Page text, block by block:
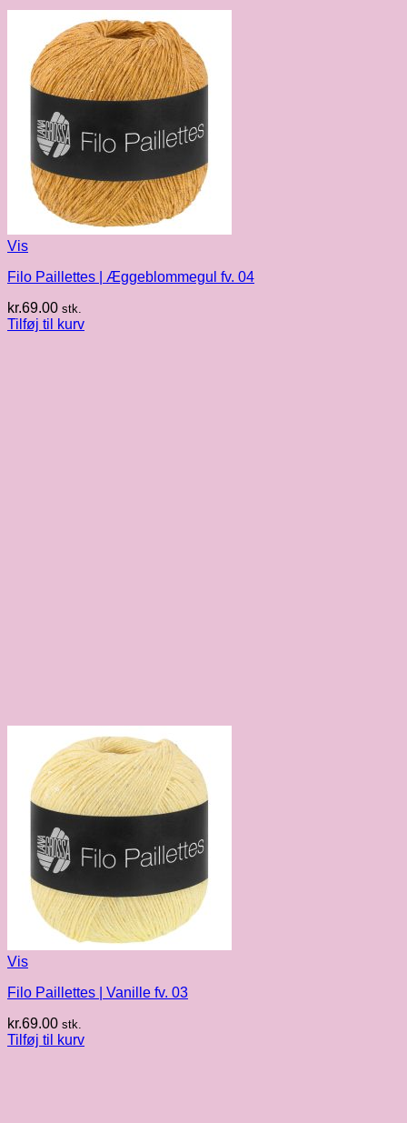
Vis
Filo Paillettes | Æggeblommegul fv. 04
kr.69.00 stk.
Tilføj til kurv
Vis
Filo Paillettes | Vanille fv. 03
kr.69.00 stk.
Tilføj til kurv